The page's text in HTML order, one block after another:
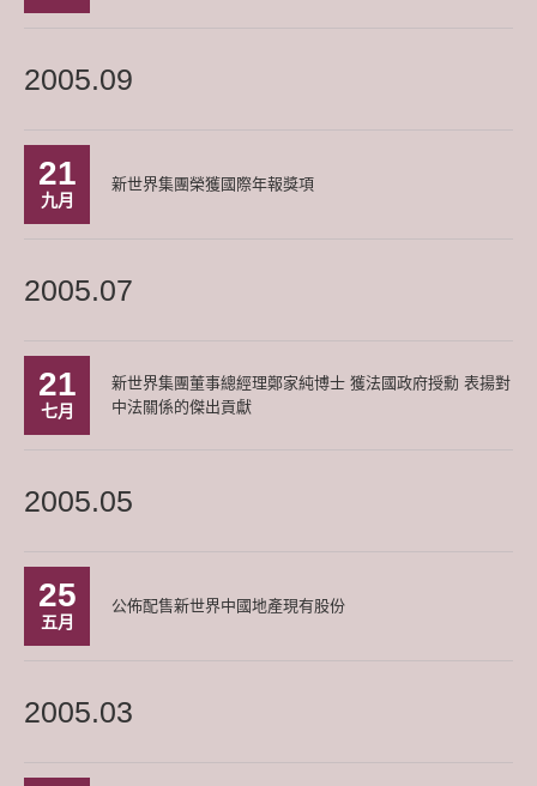
2005.09
21
九月
新世界集團榮獲國際年報獎項
2005.07
21
七月
新世界集團董事總經理鄭家純博士 獲法國政府授勳 表揚對
中法關係的傑出貢獻
2005.05
25
五月
公佈配售新世界中國地產現有股份
2005.03